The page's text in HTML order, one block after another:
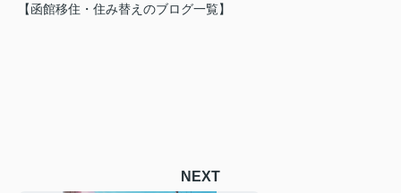
【函館移住・住み替えのブログ一覧】
NEXT